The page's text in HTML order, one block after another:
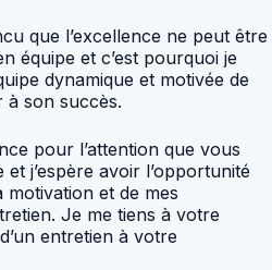
que l’excellence ne peut être
équipe et c’est pourquoi je
dynamique et motivée de
à son succès.
pour l’attention que vous
j’espère avoir l’opportunité
et de mes
Je me tiens à votre
entretien à votre